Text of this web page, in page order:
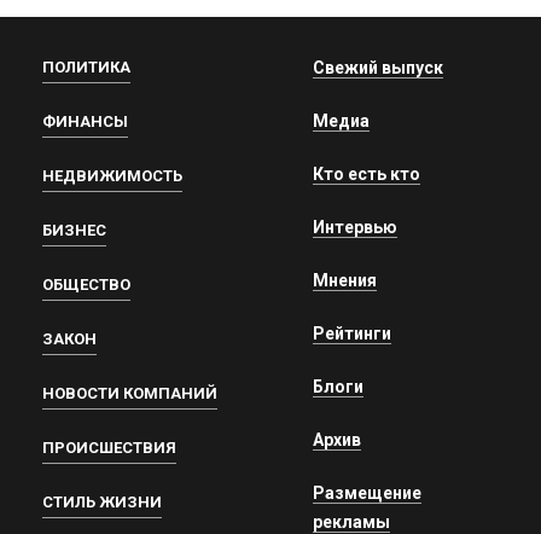
ПОЛИТИКА
ФИНАНСЫ
НЕДВИЖИМОСТЬ
БИЗНЕС
ОБЩЕСТВО
ЗАКОН
НОВОСТИ КОМПАНИЙ
ПРОИСШЕСТВИЯ
СТИЛЬ ЖИЗНИ
Свежий выпуск
Медиа
Кто есть кто
Интервью
Мнения
Рейтинги
Блоги
Архив
Размещение
рекламы